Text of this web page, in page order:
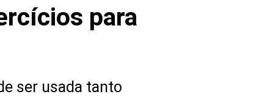
para
ser usada tanto